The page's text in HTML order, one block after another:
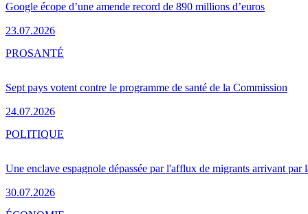
Google écope d’une amende record de 890 millions d’euros
23.07.2026
Sept pays votent contre le programme de santé de la Commission
24.07.2026
PROSANTÉ
Une enclave espagnole dépassée par l'afflux de migrants arrivant par
30.07.2026
POLITIQUE